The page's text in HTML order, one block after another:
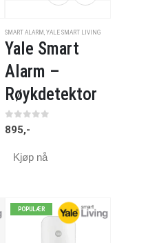
SMART ALARM , YALE SMART LIVING
Yale Smart
Alarm –
Røykdetektor
0av 5
895,-
Kjøp nå
POPULÆR